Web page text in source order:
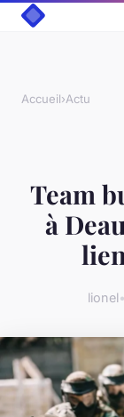
Accueil›Actu
Team
à
lionel•